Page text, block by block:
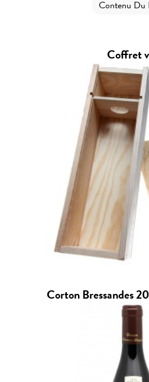
Contenu Du
Coffret
Corton Bressandes